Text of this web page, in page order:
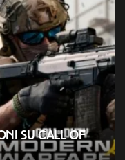
su Call of